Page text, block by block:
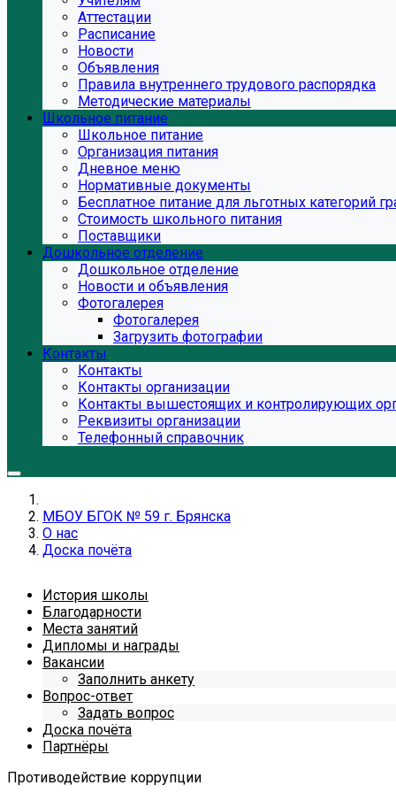
Аттестации
Расписание
Новости
Объявления
Правила внутреннего трудового распорядка
Методические материалы
Школьное питание
Школьное питание
Организация питания
Дневное меню
Нормативные документы
Бесплатное питание для льготных категорий
Стоимость школьного питания
Поставщики
Дошкольное отделение
Дошкольное отделение
Новости и объявления
Фотогалерея
Фотогалерея
Загрузить фотографии
Контакты
Контакты
Контакты организации
Контакты вышестоящих и контролирующих
Реквизиты организации
Телефонный справочник
МБОУ БГОК № 59 г. Брянска
О нас
Доска почёта
История школы
Благодарности
Места занятий
Дипломы и награды
Вакансии
Заполнить анкету
Вопрос-ответ
Задать вопрос
Доска почёта
Партнёры
Противодействие коррупции